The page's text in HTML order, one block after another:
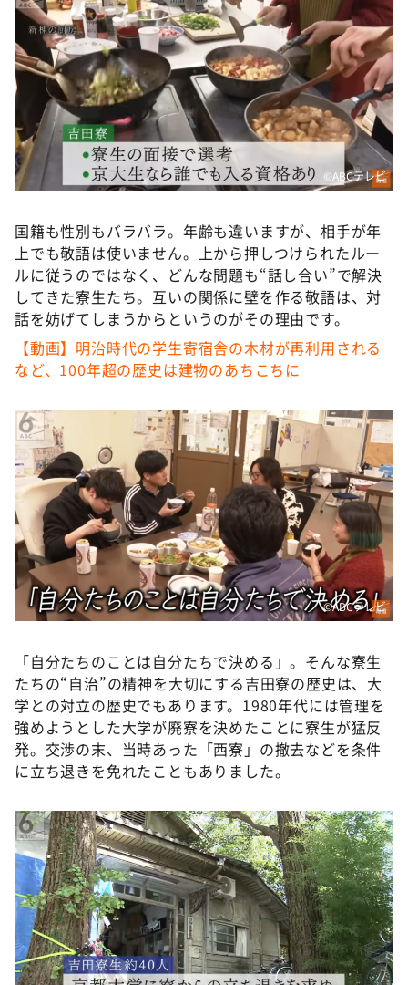
©ABCテレビ
国籍も性別もバラバラ。年齢も違いますが、相手が年
上でも敬語は使いません。上から押しつけられたルー
ルに従うのではなく、どんな問題も“話し合い”で解決
してきた寮生たち。互いの関係に壁を作る敬語は、対
話を妨げてしまうからというのがその理由です。
【動画】明治時代の学生寄宿舎の木材が再利用される
など、100年超の歴史は建物のあちこちに
©ABCテレビ
「自分たちのことは自分たちで決める」。そんな寮生
たちの“自治”の精神を大切にする吉田寮の歴史は、大
学との対立の歴史でもあります。1980年代には管理を
強めようとした大学が廃寮を決めたことに寮生が猛反
発。交渉の末、当時あった「西寮」の撤去などを条件
に立ち退きを免れたこともありました。